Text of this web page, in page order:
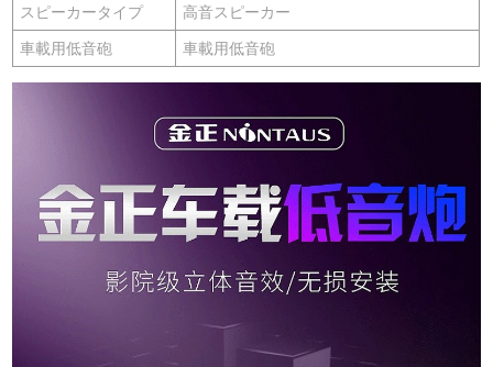
スピーカータイプ 高音スピーカー
車載用低音砲 車載用低音砲